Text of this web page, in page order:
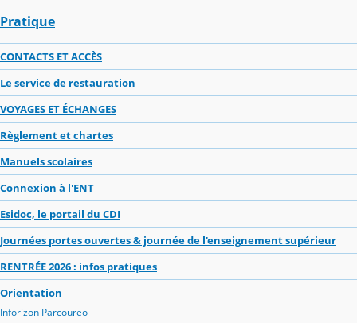
Pratique
CONTACTS ET ACCÈS
Le service de restauration
VOYAGES ET ÉCHANGES
Règlement et chartes
Manuels scolaires
Connexion à l'ENT
Esidoc, le portail du CDI
Journées portes ouvertes & journée de l'enseignement supérieur
RENTRÉE 2026 : infos pratiques
Orientation
Inforizon Parcoureo